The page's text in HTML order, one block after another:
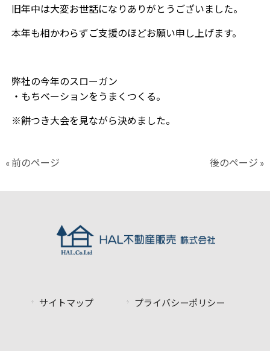
旧年中は大変お世話になりありがとうございました。
本年も相かわらずご支援のほどお願い申し上げます。
弊社の今年のスローガン
・もちベーションをうまくつくる。
※餅つき大会を見ながら決めました。
« 前のページ 後のページ »
サイトマップ プライバシーポリシー